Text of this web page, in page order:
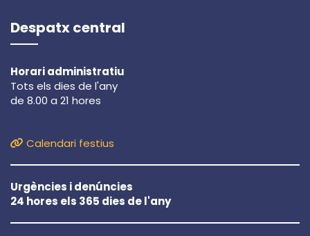
Despatx central
Horari administratiu
Tots els dies de l'any
de 8.00 a 21 hores
Calendari festius
Urgències i denúncies
24 hores els 365 dies de l'any